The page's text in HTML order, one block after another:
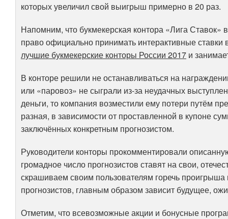
которых увеличил свой выигрыш примерно в 20 раз.
Напомним, что букмекерская контора «Лига Ставок»
право официально принимать интерактивные
лучшие букмекерские конторы России 2017 и
В конторе решили не останавливаться на
или «паровоз» не сыграли из-за неудачных
деньги, то компания возместили ему потери путём
разная, в зависимости от проставленной в купоне
заключённых конкретным прогнозистом.
Руководители конторы прокомментировали
громадное число прогнозистов ставят на свои,
скрашиваем своим пользователям горечь
прогнозистов, главным образом зависит будущее,
Отметим, что всевозможные акции и бонусные